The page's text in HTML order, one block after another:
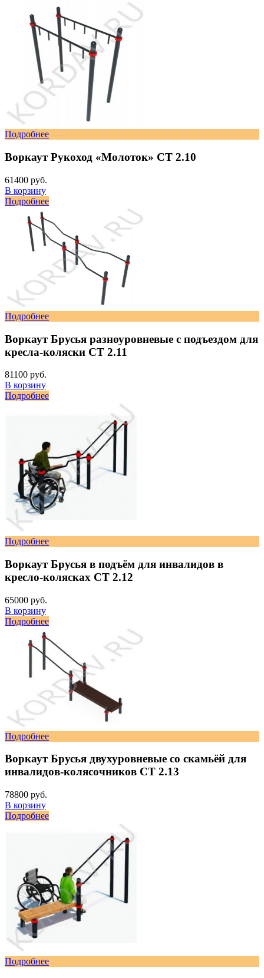
Подробнее
Воркаут Рукоход «Молоток» СТ 2.10
61400 руб.
В корзину
Подробнее
Подробнее
Воркаут Брусья разноуровневые с подъездом для
кресла-коляски СТ 2.11
81100 руб.
В корзину
Подробнее
Подробнее
Воркаут Брусья в подъём для инвалидов в
кресло-колясках СТ 2.12
65000 руб.
В корзину
Подробнее
Подробнее
Воркаут Брусья двухуровневые со скамьёй для
инвалидов-колясочников СТ 2.13
78800 руб.
В корзину
Подробнее
Подробнее